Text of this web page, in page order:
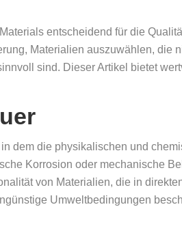
entscheidend für die
Materialien auszuwählen,
sind. Dieser Artikel bietet
dem die physikalischen und
Korrosion oder mechanische
von Materialien, die in
Umweltbedingungen